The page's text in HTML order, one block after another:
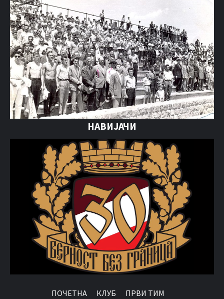
НАВИЈАЧИ
ПОЧЕТНА КЛУБ ПРВИ ТИМ